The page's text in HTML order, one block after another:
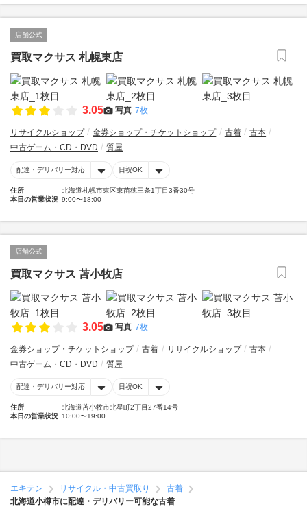
店舗公式
買取マクサス 札幌東店
3.05 写真 7枚
リサイクルショップ 金券ショップ・チケットショップ 古着
古本
中古ゲーム・CD・DVD
質屋
配達・デリバリー対応 日祝OK
住所
北海道札幌市東区東苗穂三条1丁目3番30号
本日の営業状況 9:00〜18:00
店舗公式
買取マクサス 苫小牧店
3.05 写真 7枚
金券ショップ・チケットショップ 古着 リサイクルショップ
古本
中古ゲーム・CD・DVD
質屋
配達・デリバリー対応 日祝OK
住所
北海道苫小牧市北星町2丁目27番14号
本日の営業状況 10:00〜19:00
エキテン リサイクル・中古買取り
古着
北海道小樽市に配達・デリバリー可能な古着